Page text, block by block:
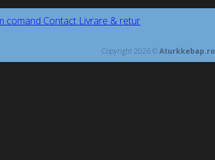
comand Contact Livrare & retur
Copyright 2026 ©Aturkkebap.ro